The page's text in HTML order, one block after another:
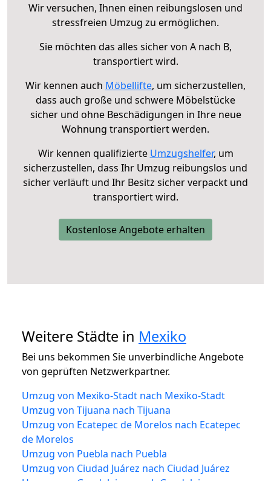
Wir versuchen, Ihnen einen reibungslosen und
stressfreien Umzug zu ermöglichen.
Sie möchten das alles sicher von A nach B,
transportiert wird.
Wir kennen auch Möbellifte, um sicherzustellen,
dass auch große und schwere Möbelstücke
sicher und ohne Beschädigungen in Ihre neue
Wohnung transportiert werden.
Wir kennen qualifizierte Umzugshelfer, um
sicherzustellen, dass Ihr Umzug reibungslos und
sicher verläuft und Ihr Besitz sicher verpackt und
transportiert wird.
Kostenlose Angebote erhalten
Weitere Städte in Mexiko
Bei uns bekommen Sie unverbindliche Angebote
von geprüften Netzwerkpartner.
Umzug von Mexiko-Stadt nach Mexiko-Stadt
Umzug von Tijuana nach Tijuana
Umzug von Ecatepec de Morelos nach Ecatepec
de Morelos
Umzug von Puebla nach Puebla
Umzug von Ciudad Juárez nach Ciudad Juárez